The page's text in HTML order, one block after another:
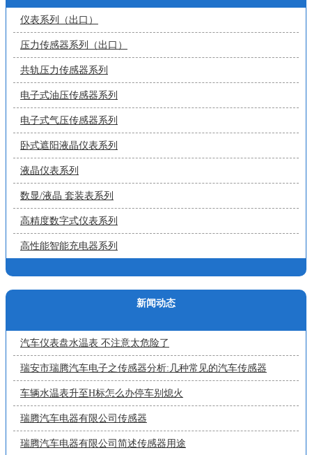
仪表系列（出口）
压力传感器系列（出口）
共轨压力传感器系列
电子式油压传感器系列
电子式气压传感器系列
卧式遮阳液晶仪表系列
液晶仪表系列
数显/液晶 套装表系列
高精度数字式仪表系列
高性能智能充电器系列
新闻动态
汽车仪表盘水温表 不注意太危险了
瑞安市瑞腾汽车电子之传感器分析:几种常见的汽车传感器
车辆水温表升至H标怎么办停车别熄火
瑞腾汽车电器有限公司传感器
瑞腾汽车电器有限公司简述传感器用途